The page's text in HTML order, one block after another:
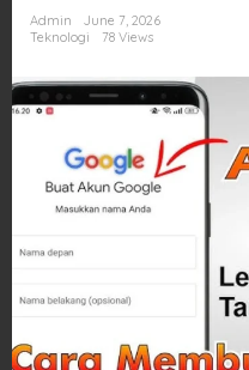
Admin
June 7, 2026
Teknologi
78 Views